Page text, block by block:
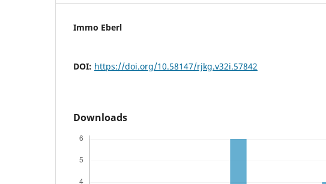
Immo Eberl
DOI: https://doi.org/10.58147/rjkg.v32i.57842
Downloads